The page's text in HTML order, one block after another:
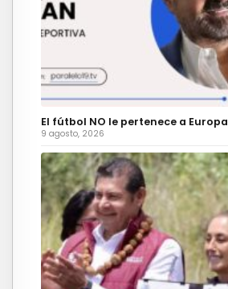
El fútbol NO le pertenece a Europa
9 agosto, 2026